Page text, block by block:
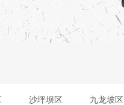
沙坪坝区 九龙坡区